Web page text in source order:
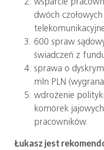
dwóch
600 spraw
świadczeń z
sprawa o
mln PLN
wdrożenie
komórek
pracowników.
Łukasz jest